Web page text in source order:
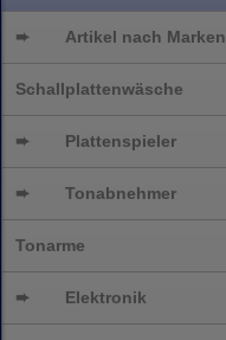
➨ Artikel nach Marken
Schallplattenwäsche
➨ Plattenspieler
➨ Tonabnehmer
Tonarme
➨ Elektronik